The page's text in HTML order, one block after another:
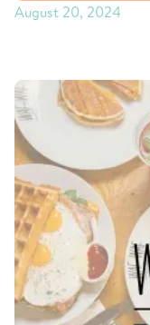
August 20, 2024